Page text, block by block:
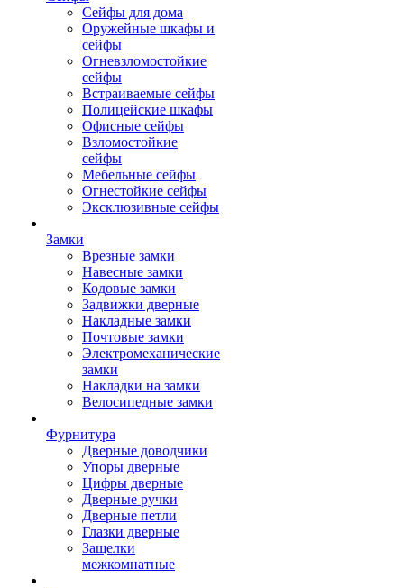
Сейфы для дома
Оружейные шкафы и
сейфы
Огневзломостойкие
сейфы
Встраиваемые сейфы
Полицейские шкафы
Офисные сейфы
Взломостойкие
сейфы
Мебельные сейфы
Огнестойкие сейфы
Эксклюзивные сейфы
Замки
Врезные замки
Навесные замки
Кодовые замки
Задвижки дверные
Накладные замки
Почтовые замки
Электромеханические
замки
Накладки на замки
Велосипедные замки
Фурнитура
Дверные доводчики
Упоры дверные
Цифры дверные
Дверные ручки
Дверные петли
Глазки дверные
Защелки
межкомнатные